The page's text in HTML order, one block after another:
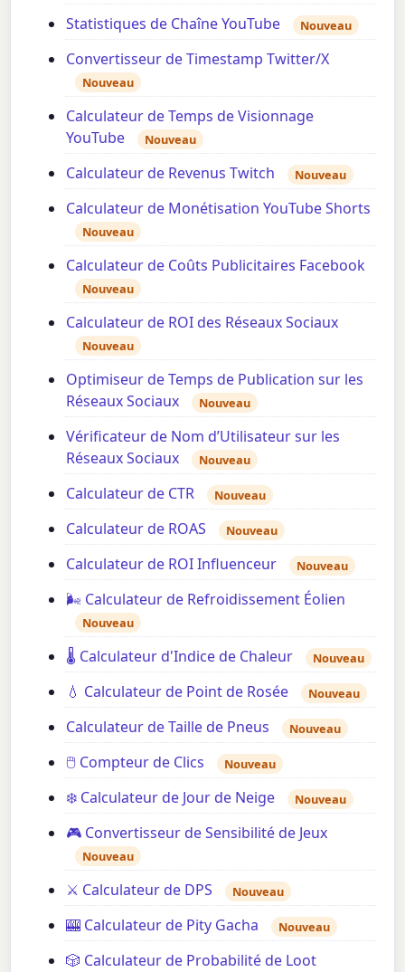
Statistiques de Chaîne YouTube Nouveau
Convertisseur de Timestamp Twitter/X
Nouveau
Calculateur de Temps de Visionnage
YouTube
Nouveau
Calculateur de Revenus Twitch Nouveau
Calculateur de Monétisation YouTube Shorts
Nouveau
Calculateur de Coûts Publicitaires Facebook
Nouveau
Calculateur de ROI des Réseaux Sociaux
Nouveau
Optimiseur de Temps de Publication sur les
Réseaux Sociaux
Nouveau
Vérificateur de Nom d’Utilisateur sur les
Réseaux Sociaux
Nouveau
Calculateur de CTR Nouveau
Calculateur de ROAS Nouveau
Calculateur de ROI Influenceur Nouveau
🌬️ Calculateur de Refroidissement Éolien
Nouveau
🌡️ Calculateur d'Indice de Chaleur Nouveau
💧 Calculateur de Point de Rosée Nouveau
Calculateur de Taille de Pneus Nouveau
🖱️ Compteur de Clics Nouveau
❄️ Calculateur de Jour de Neige Nouveau
🎮 Convertisseur de Sensibilité de Jeux
Nouveau
⚔️ Calculateur de DPS Nouveau
🎰 Calculateur de Pity Gacha Nouveau
🎲 Calculateur de Probabilité de Loot